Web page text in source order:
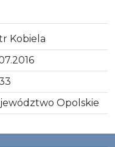
Kobiela
Opolskie